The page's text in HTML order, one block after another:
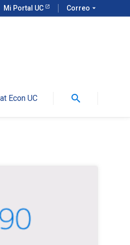
Mi Portal UC Correo arrow_drop_down
Econ UC search